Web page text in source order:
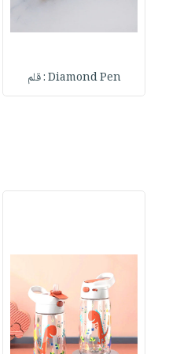
Diamond Pen : قلم